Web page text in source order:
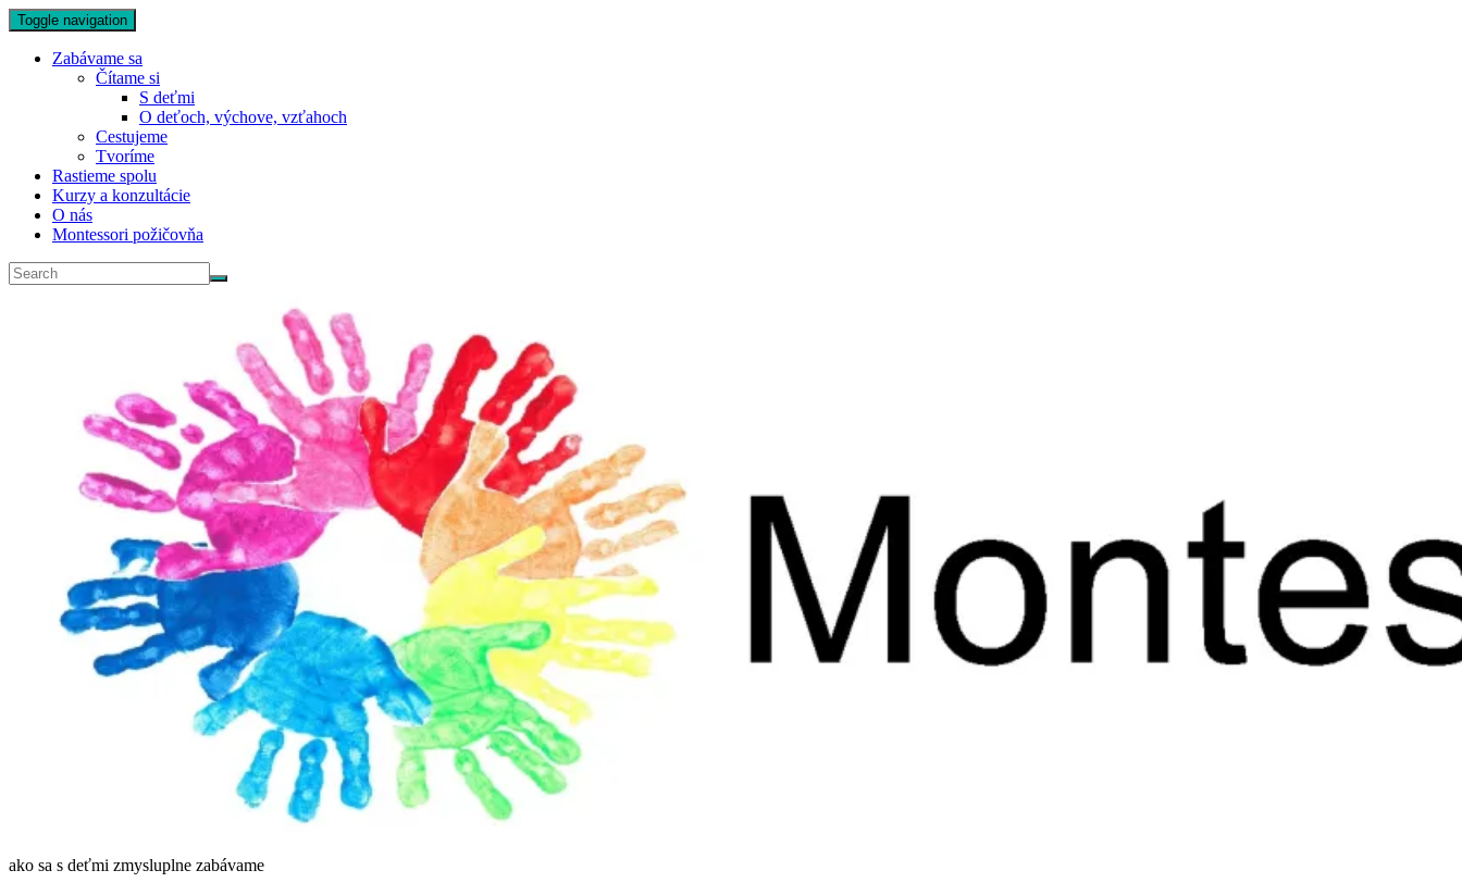
Toggle navigation
Zabávame sa
Čítame si
S deťmi
O deťoch, výchove, vzťahoch
Cestujeme
Tvoríme
Rastieme spolu
Kurzy a konzultácie
O nás
Montessori požičovňa
ako sa s deťmi zmysluplne zabávame